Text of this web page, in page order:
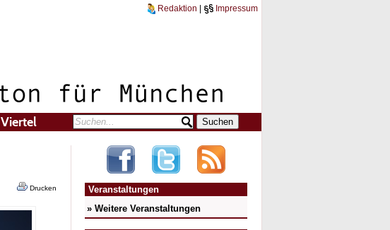
Redaktion Impressum
Viertel
Drucken
Veranstaltungen
» Weitere Veranstaltungen